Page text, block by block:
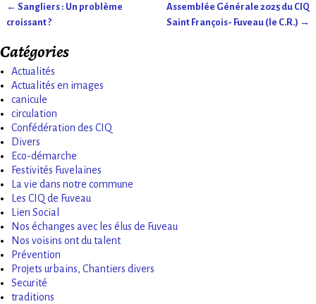
Navigation des articles
← Sangliers : Un problème
croissant ?
Assemblée Générale 2025 du CIQ
Saint François- Fuveau (le C.R.) →
Catégories
Actualités
Actualités en images
canicule
circulation
Confédération des CIQ
Divers
Eco-démarche
Festivités Fuvelaines
La vie dans notre commune
Les CIQ de Fuveau
Lien Social
Nos échanges avec les élus de Fuveau
Nos voisins ont du talent
Prévention
Projets urbains, Chantiers divers
Securité
traditions